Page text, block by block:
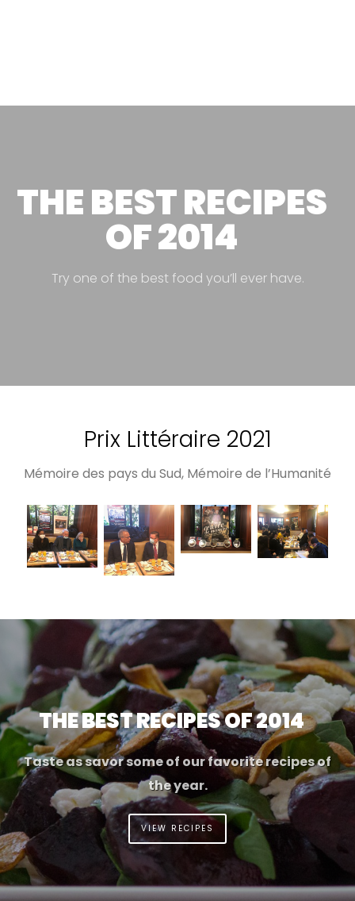
THE BEST RECIPES
OF 2014
Try one of the best food you’ll ever have.
Prix Littéraire 2021
Mémoire des pays du Sud, Mémoire de l’Humanité
THE BEST RECIPES OF 2014
Taste as savor some of our favorite recipes of
the year.
VIEW RECIPES